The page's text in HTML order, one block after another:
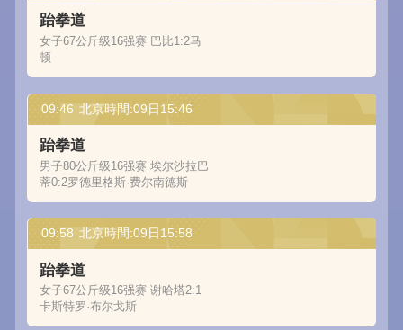
跆拳道
女子67公斤级16强赛 巴比1:2马
顿
09:46 北京時間:09日15:46
跆拳道
男子80公斤级16强赛 埃尔沙拉巴
蒂0:2罗德里格斯·费尔南德斯
09:58 北京時間:09日15:58
跆拳道
女子67公斤级16强赛 谢哈塔2:1
卡斯特罗·布尔戈斯